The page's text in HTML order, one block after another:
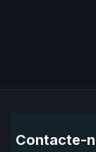
Contacte-